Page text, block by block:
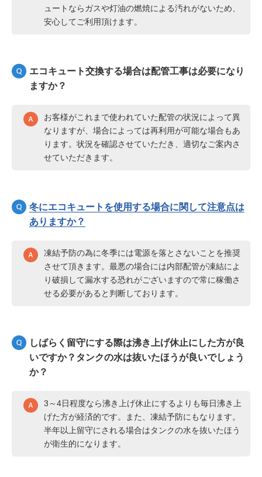
ュートならガスや灯油の燃焼による汚れがないため、
安心してご利用頂けます。
エコキュート交換する場合は配管工事は必要になり
ますか？
お客様がこれまで使われていた配管の状況によって異
なりますが、場合によっては再利用が可能な場合もあ
ります。状況を確認させていただき、適切なご案内さ
せていただきます。
冬にエコキュートを使用する場合に関して注意点は
ありますか？
凍結予防の為に冬季には電源を落とさないことを推奨
させて頂きます。最悪の場合には内部配管が凍結によ
り破損して漏水する恐れがございますので常に稼働さ
せる必要があると判断しております。
しばらく留守にする際は沸き上げ休止にした方が良
いですか？タンクの水は抜いたほうが良いでしょう
か？
3～4日程度なら沸き上げ休止にするよりも毎日沸き上
げた方が経済的です。また、凍結予防にもなります。
半年以上留守にされる場合はタンクの水を抜いたほう
が衛生的になります。